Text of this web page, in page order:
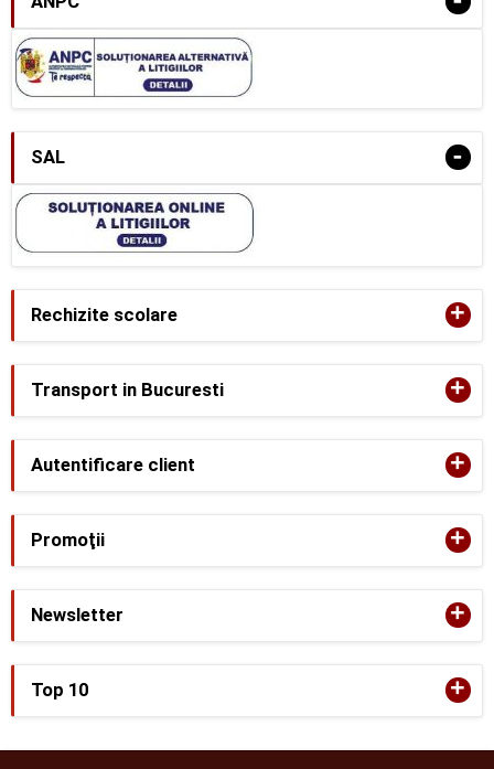
SAL -
Rechizite scolare +
Transport in Bucuresti +
Autentificare client +
Promoţii +
Newsletter +
Top 10 +